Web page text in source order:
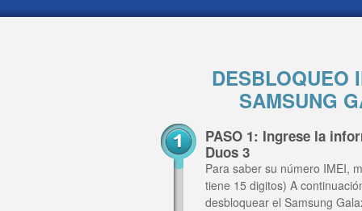
DESBLOQUEO
SAMSUNG
PASO 1: Ingrese la
Duos 3
Para saber su número IMEI,
tiene 15 digitos) A
desbloquear el Samsung